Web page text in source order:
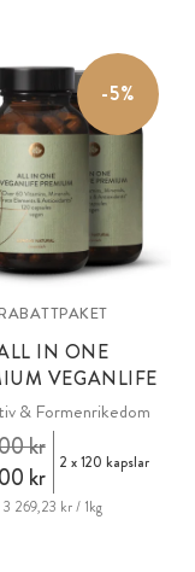
-5%
IN ONE
VEGANLIFE
& Formenrikedom
kr
kr 2 x 120 kapslar
3 269,23 kr / 1kg